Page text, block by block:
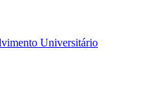
Universitário